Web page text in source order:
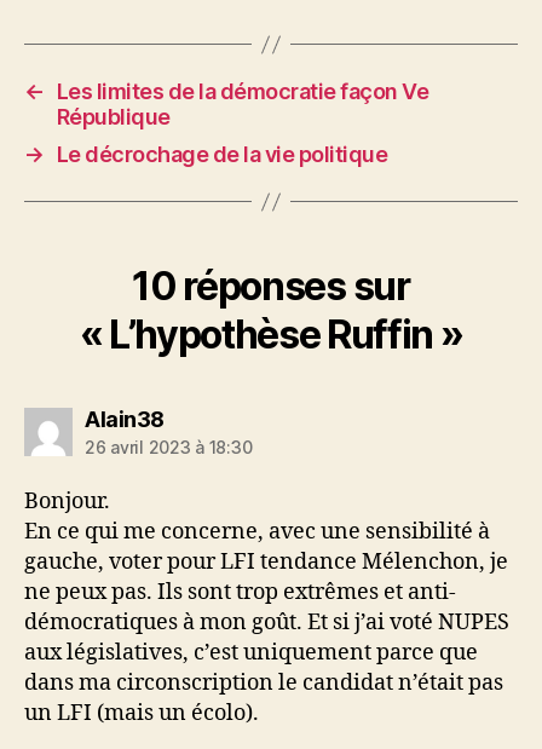
←
Les limites de la démocratie façon Ve
République
→
Le décrochage de la vie politique
10 réponses sur
« L’hypothèse Ruffin »
Alain38dit :
26 avril 2023 à 18:30
Bonjour.
En ce qui me concerne, avec une sensibilité à
gauche, voter pour LFI tendance Mélenchon, je
ne peux pas. Ils sont trop extrêmes et anti-
démocratiques à mon goût. Et si j’ai voté NUPES
aux législatives, c’est uniquement parce que
dans ma circonscription le candidat n’était pas
un LFI (mais un écolo).